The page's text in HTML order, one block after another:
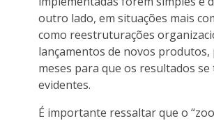
outro lado, em situações mais
como reestruturações
lançamentos de novos produtos,
meses para que os resultados
evidentes.
É importante ressaltar que o